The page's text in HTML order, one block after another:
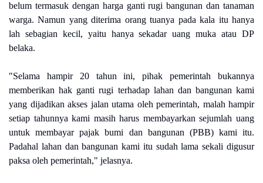
belum termasuk dengan harga ganti rugi bangunan dan tanaman
warga. Namun yang diterima orang tuanya pada kala itu hanya
lah sebagian kecil, yaitu hanya sekadar uang muka atau DP
belaka.
"Selama hampir 20 tahun ini, pihak pemerintah bukannya
memberikan hak ganti rugi terhadap lahan dan bangunan kami
yang dijadikan akses jalan utama oleh pemerintah, malah hampir
setiap tahunnya kami masih harus membayarkan sejumlah uang
untuk membayar pajak bumi dan bangunan (PBB) kami itu.
Padahal lahan dan bangunan kami itu sudah lama sekali digusur
paksa oleh pemerintah," jelasnya.